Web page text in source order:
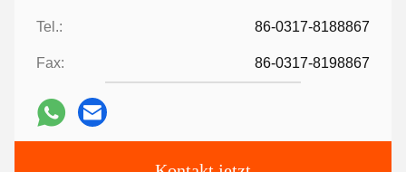
Tel.: 86-0317-8188867
Fax: 86-0317-8198867